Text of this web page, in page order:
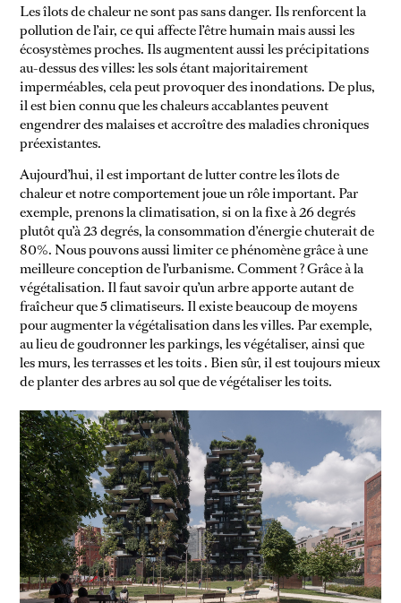
NON CLASSÉ
VIDEOOOOO
Les îlots de chaleur ne sont pas sans danger. Ils renforcent la
pollution de l’air, ce qui affecte l’être humain mais aussi les
écosystèmes proches. Ils augmentent aussi les précipitations
au-dessus des villes: les sols étant majoritairement
imperméables, cela peut provoquer des inondations. De plus,
il est bien connu que les chaleurs accablantes peuvent
engendrer des malaises et accroître des maladies chroniques
préexistantes.
Aujourd’hui, il est important de lutter contre les îlots de
chaleur et notre comportement joue un rôle important. Par
exemple, prenons la climatisation, si on la fixe à 26 degrés
plutôt qu’à 23 degrés, la consommation d’énergie chuterait de
80%. Nous pouvons aussi limiter ce phénomène grâce à une
meilleure conception de l’urbanisme. Comment ? Grâce à la
végétalisation. Il faut savoir qu’un arbre apporte autant de
fraîcheur que 5 climatiseurs. Il existe beaucoup de moyens
pour augmenter la végétalisation dans les villes. Par exemple,
au lieu de goudronner les parkings, les végétaliser, ainsi que
les murs, les terrasses et les toits . Bien sûr, il est toujours mieux
de planter des arbres au sol que de végétaliser les toits.